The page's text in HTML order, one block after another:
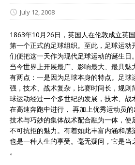
July 12, 2008
1863年10月26日，英国人在伦敦成立英
第一个正式的足球组织。至此，足球运动
们便把这一天作为现代足球运动的诞生日
当今世界上开展最广、影响最大、最具魅
有两点：一是因为足球本身的特点。足球
强，技术、战术复杂，比赛时间长，规则
球运动经过一个多世纪的发展，技术、战
在高速奔跑中进行， 再加上优秀运动员
技术与巧妙的集体战术配合融为一体，使
不可抗拒的魅力。有着如此丰富内涵和感
也是一种人生的享受。毫无疑问，它是当
。